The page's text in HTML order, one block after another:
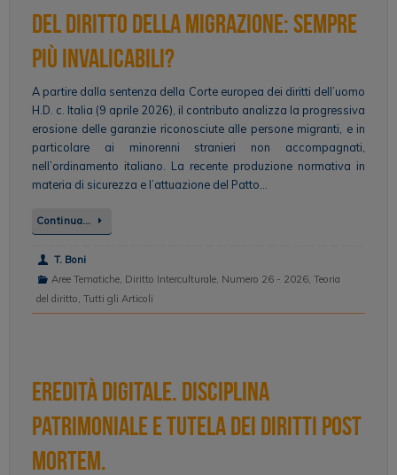
del diritto della migrazione: sempre
più invalicabili?
A partire dalla sentenza della Corte europea dei diritti dell’uomo
H.D. c. Italia (9 aprile 2026), il contributo analizza la progressiva
erosione delle garanzie riconosciute alle persone migranti, e in
particolare ai minorenni stranieri non accompagnati,
nell’ordinamento italiano. La recente produzione normativa in
materia di sicurezza e l’attuazione del Patto…
Continua…
T. Boni
Aree Tematiche, Diritto Interculturale, Numero 26 - 2026, Teoria
del diritto, Tutti gli Articoli
Eredità digitale. Disciplina
patrimoniale e tutela dei diritti post
mortem.